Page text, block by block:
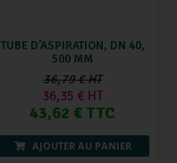
TUBE D’ASPIRATION, DN 40,
500 MM
36,79 € HT
36,35 € HT
43,62 € TTC
AJOUTER AU PANIER